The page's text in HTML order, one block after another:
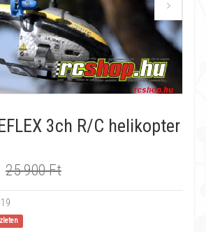
3ch R/C helikopter
25 900 Ft